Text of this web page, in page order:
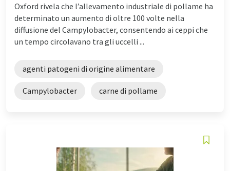
Oxford rivela che l’allevamento industriale di pollame ha
determinato un aumento di oltre 100 volte nella
diffusione del Campylobacter, consentendo ai ceppi che
un tempo circolavano tra gli uccelli ...
agenti patogeni di origine alimentare
Campylobacter carne di pollame